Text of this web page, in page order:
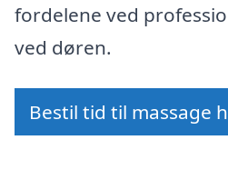
fordelene ved
ved døren.
Bestil tid til massage